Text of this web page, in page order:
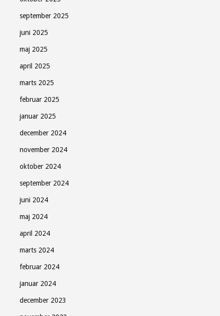
september 2025
juni 2025
maj 2025
april 2025
marts 2025
februar 2025
januar 2025
december 2024
november 2024
oktober 2024
september 2024
juni 2024
maj 2024
april 2024
marts 2024
februar 2024
januar 2024
december 2023